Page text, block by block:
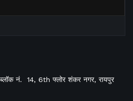
नं. 14, 6th फ्लोर शंकर नगर, रायपुर